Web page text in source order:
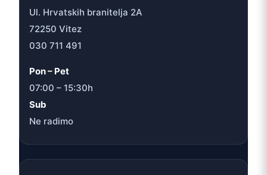
Ul. Hrvatskih branitelja 2A
72250 Vitez
030 711 491
Pon – Pet
07:00 – 15:30h
Sub
Ne radimo